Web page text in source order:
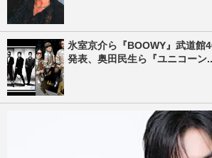
氷室京介ら『BOOWY』武道館
発表、奥田民生ら『ユニコーン